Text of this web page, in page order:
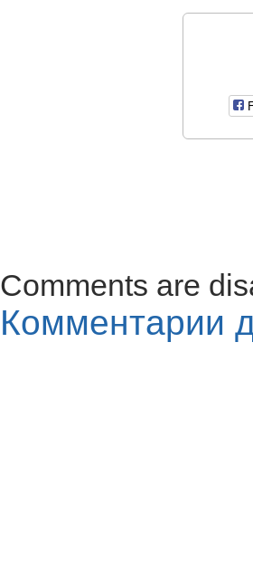
Comments are
Комментарии